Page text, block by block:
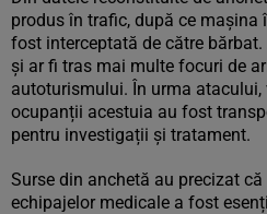
produs în trafic, după ce
fost interceptată de către
și ar fi tras mai multe focuri de
autoturismului. În urma
ocupanții acestuia au fost
pentru investigații și tratament.
Surse din anchetă au precizat
echipajelor medicale a fost